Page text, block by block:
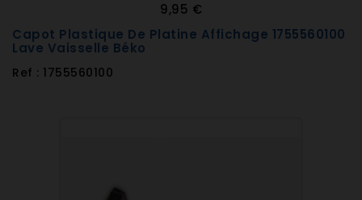
9,95 €
Capot Plastique De Platine Affichage 1755560100
Lave Vaisselle Béko
Ref : 1755560100